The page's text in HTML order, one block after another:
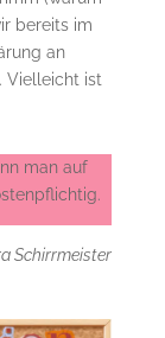
bereits im
an
Vielleicht ist
man auf
Schirrmeister